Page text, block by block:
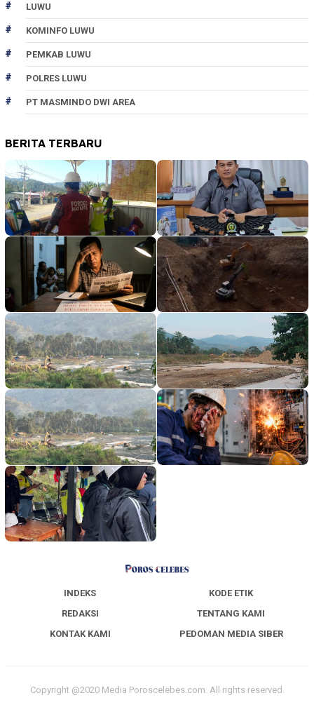
LUWU
KOMINFO LUWU
PEMKAB LUWU
POLRES LUWU
PT MASMINDO DWI AREA
BERITA TERBARU
INDEKS
KODE ETIK
REDAKSI
TENTANG KAMI
KONTAK KAMI
PEDOMAN MEDIA SIBER
Copyright @2020 Media Poroscelebes.com. All rights reserved.